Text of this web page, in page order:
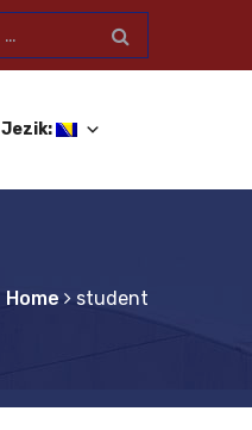
Jezik:
Home student